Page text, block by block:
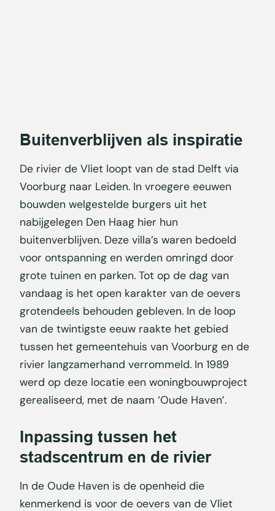
Buitenverblijven als inspiratie
De rivier de Vliet loopt van de stad Delft via
Voorburg naar Leiden. In vroegere eeuwen
bouwden welgestelde burgers uit het
nabijgelegen Den Haag hier hun
buitenverblijven. Deze villa’s waren bedoeld
voor ontspanning en werden omringd door
grote tuinen en parken. Tot op de dag van
vandaag is het open karakter van de oevers
grotendeels behouden gebleven. In de loop
van de twintigste eeuw raakte het gebied
tussen het gemeentehuis van Voorburg en de
rivier langzamerhand verrommeld. In 1989
werd op deze locatie een woningbouwproject
gerealiseerd, met de naam ‘Oude Haven’.
Inpassing tussen het
stadscentrum en de rivier
In de Oude Haven is de openheid die
kenmerkend is voor de oevers van de Vliet